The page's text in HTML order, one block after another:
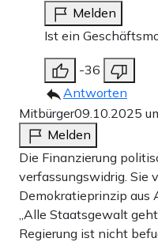
eine eigene Zweigstelle
gegründet: das Institut
Zivilgesellschaft (IDZ).
linksextremistischen
Landtagsabgeordnete
durchgesetzt, weil sie
Verfassungsschutz
Davon ist inzwischen
Ministerpräsident
Melden
Ist ein
-36
Antworten
Mitbürger09.10.2025
Melden
Die Finanzierung
verfassungswidrig. Sie
Demokratieprinzip aus
„Alle Staatsgewalt
Regierung ist nicht